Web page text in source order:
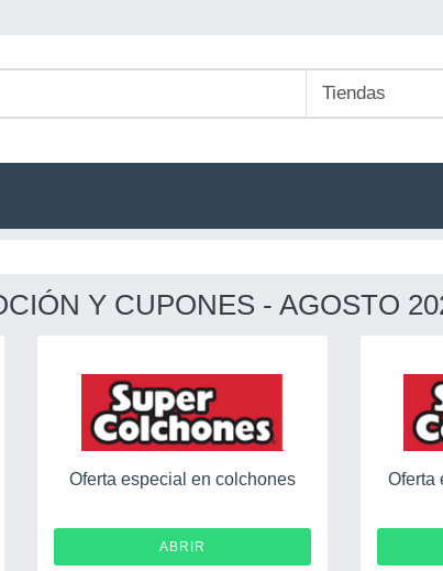
Y CUPONES - AGOSTO
Oferta especial en colchones
ABRIR
Oferta